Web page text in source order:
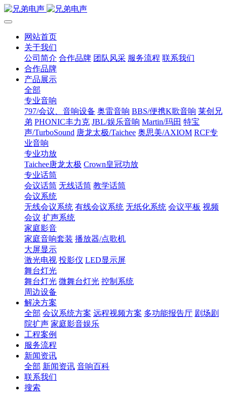
网站首页
关于我们
公司简介 合作品牌 团队风采 服务流程 联系我们
合作品牌
产品展示
全部
专业音响
797/会议、音响设备 奥雷音响 BBS/便携K歌音响 莱创兄
弟 PHONIC丰力克 JBL/娱乐音响 Martin/玛田 特宝
声/TurboSound 唐龙太极/Taichee 奥思美/AXIOM RCF专
业音响
专业功放
Taichee唐龙太极 Crown皇冠功放
专业话筒
会议话筒 无线话筒 教学话筒
会议系统
无线会议系统 有线会议系统 无纸化系统 会议平板 视频
会议 扩声系统
家庭影音
家庭音响套装 播放器/点歌机
大屏显示
激光电视 投影仪 LED显示屏
舞台灯光
舞台灯光 微舞台灯光 控制系统
周边设备
解决方案
全部 会议系统方案 远程视频方案 多功能报告厅 剧场剧
院扩声 家庭影音娱乐
工程案例
服务流程
新闻资讯
全部 新闻资讯 音响百科
联系我们
搜索